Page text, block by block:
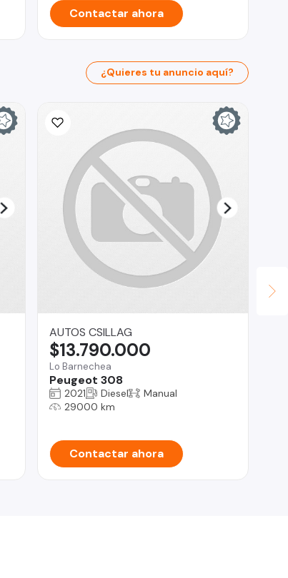
Contactar ahora
¿Quieres tu anuncio aquí?
AUTOS CSILLAG
Lo Barnechea
Peugeot 308
$13.790.000
2021 Diesel
Manual
29000 km
Contactar ahora